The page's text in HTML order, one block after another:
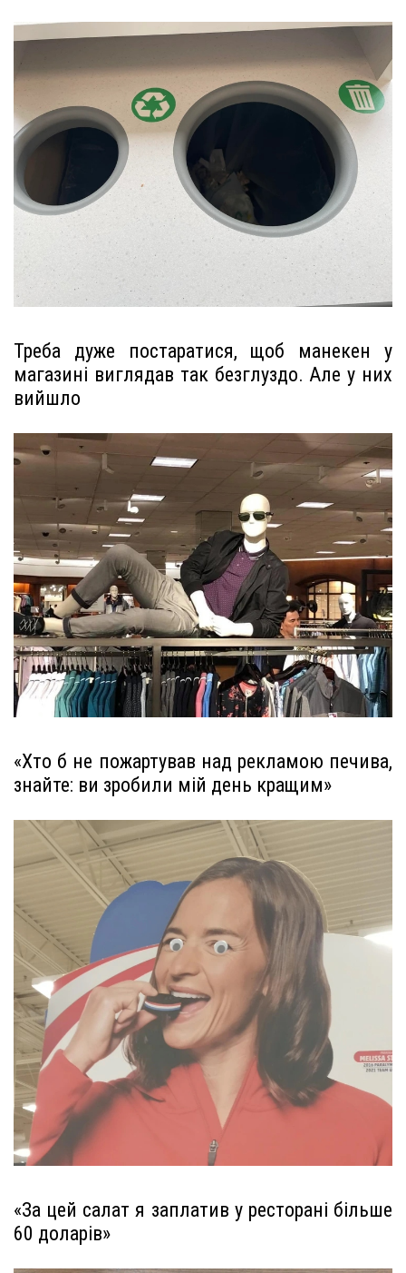
Треба дуже постаратися, щоб манекен у
магазині виглядав так безглуздо. Але у них
вийшло
«Хто б не пожартував над рекламою печива,
знайте: ви зробили мій день кращим»
«За цей салат я заплатив у ресторані більше
60 доларів»